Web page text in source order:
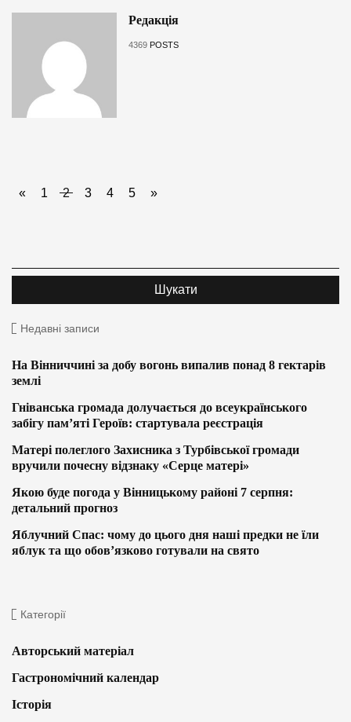
Редакція
4369 POSTS
« 1 2 3 4 5 »
Недавні записи
На Вінниччині за добу вогонь випалив понад 8 гектарів
землі
Гніванська громада долучається до всеукраїнського
забігу пам’яті Героїв: стартувала реєстрація
Матері полеглого Захисника з Турбівської громади
вручили почесну відзнаку «Серце матері»
Якою буде погода у Вінницькому районі 7 серпня:
детальний прогноз
Яблучний Спас: чому до цього дня наші предки не їли
яблук та що обов’язково готували на свято
Категорії
Авторський матеріал
Гастрономічний календар
Історія